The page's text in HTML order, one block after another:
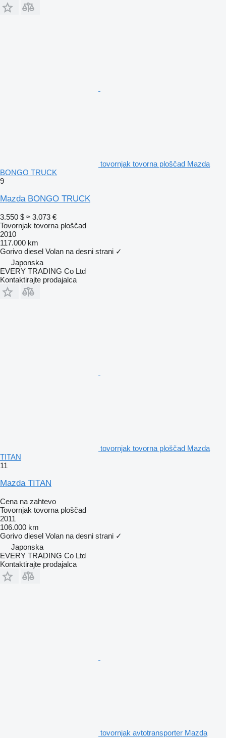
tovornjak tovorna ploščad Mazda
BONGO TRUCK
9
Mazda BONGO TRUCK
3.550 $ ≈ 3.073 €
Tovornjak tovorna ploščad
2010
117.000 km
Gorivo diesel Volan na desni strani ✓
Japonska
EVERY TRADING Co Ltd
Kontaktirajte prodajalca
tovornjak tovorna ploščad Mazda
TITAN
11
Mazda TITAN
Cena na zahtevo
Tovornjak tovorna ploščad
2011
106.000 km
Gorivo diesel Volan na desni strani ✓
Japonska
EVERY TRADING Co Ltd
Kontaktirajte prodajalca
tovornjak avtotransporter Mazda